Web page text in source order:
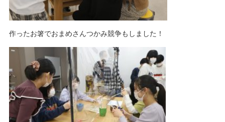
作ったお箸でおまめさんつかみ競争もしました！